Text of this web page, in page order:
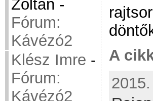
Zoltán -
Fórum:
Kávézó2
Klész Imre -
Fórum:
Kávézó2
A